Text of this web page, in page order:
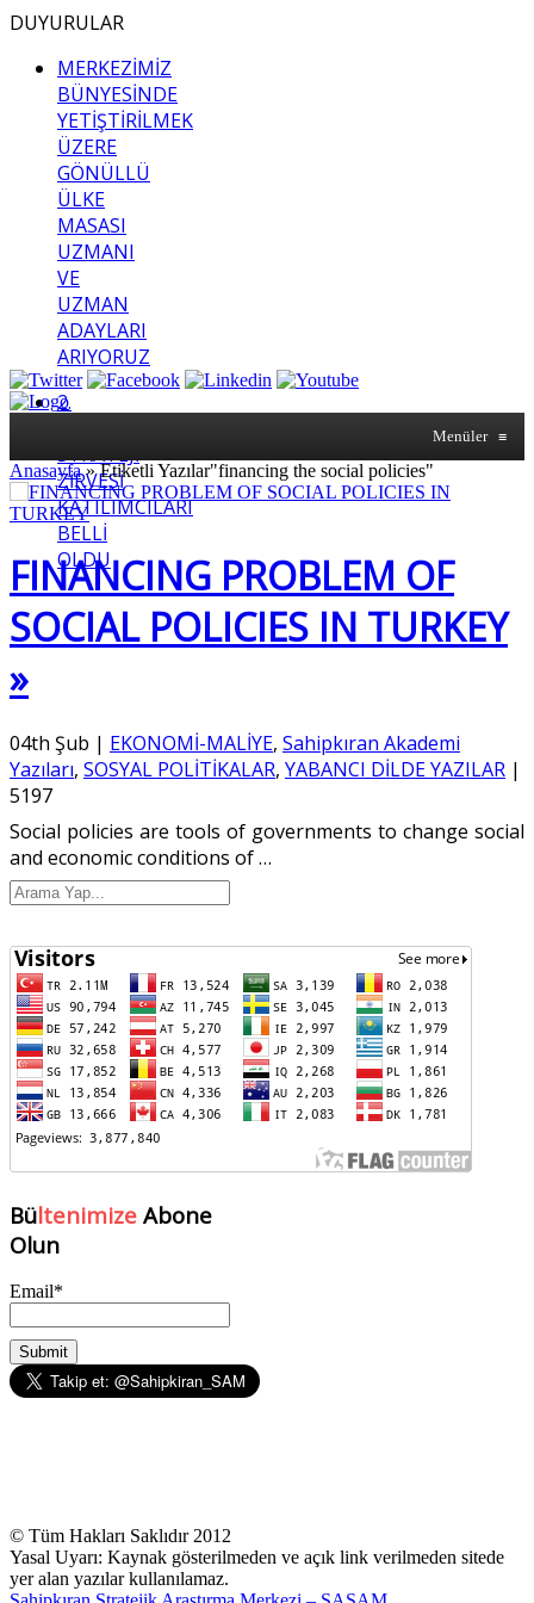
DUYURULAR
MERKEZİMİZ
BÜNYESİNDE
YETİŞTİRİLMEK
ÜZERE
GÖNÜLLÜ
ÜLKE
MASASI
UZMANI
VE
UZMAN
ADAYLARI
ARIYORUZ
2.
STRATEJİ
ZİRVESİ
KATILIMCILARI
BELLİ
OLDU
Menüler ≡
Anasayfa»Etiketli Yazılar"financing the social policies"
FINANCING PROBLEM OF
SOCIAL POLICIES IN TURKEY
»
04th Şub | EKONOMİ-MALİYE, Sahipkıran Akademi
Yazıları, SOSYAL POLİTİKALAR, YABANCI DİLDE YAZILAR |
5197
Social policies are tools of governments to change social
and economic conditions of…
Bültenimize Abone
Olun
Email*
© Tüm Hakları Saklıdır 2012
Yasal Uyarı: Kaynak gösterilmeden ve açık link verilmeden sitede
yer alan yazılar kullanılamaz.